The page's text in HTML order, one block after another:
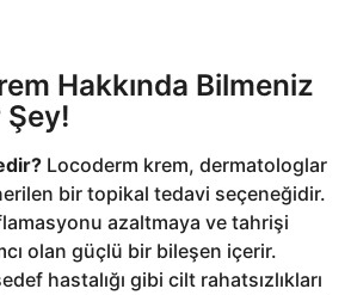
Hakkında Bilmeniz
Şey!
Locoderm krem, dermatologlar
bir topikal tedavi seçeneğidir.
azaltmaya ve tahrişi
olan güçlü bir bileşen içerir.
hastalığı gibi cilt rahatsızlıkları